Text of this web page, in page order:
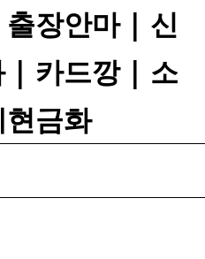
장안마 | 신
| 카드깡 | 소
금화